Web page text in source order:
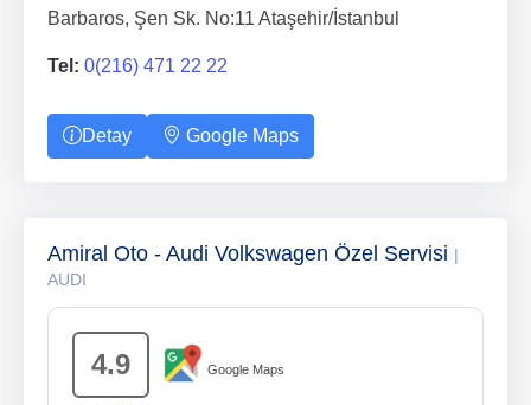
Barbaros, Şen Sk. No:11 Ataşehir/İstanbul
Tel: 0(216) 471 22 22
Detay Google Maps
Amiral Oto - Audi Volkswagen Özel Servisi |
AUDI
4.9 Google Maps